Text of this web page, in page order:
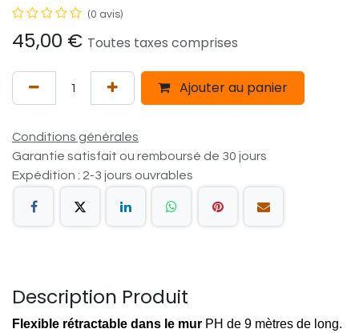
(0 avis)
45,00 € Toutes taxes comprises
Ajouter au panier
Conditions générales
Garantie satisfait ou remboursé de 30 jours
Expédition : 2-3 jours ouvrables
Description Produit
Flexible rétractable dans le mur PH de 9 mètres de long.